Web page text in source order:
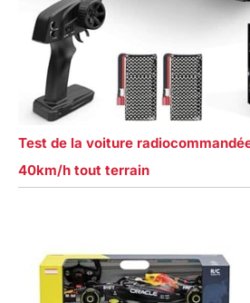
Test de la voiture
40km/h tout terrain